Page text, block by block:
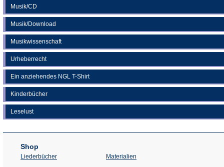
Musik/CD
Musik/Download
Musikwissenschaft
Urheberrecht
Ein anziehendes NGL T-Shirt
Kinderbücher
Leselust
Shop
Liederbücher Materialien